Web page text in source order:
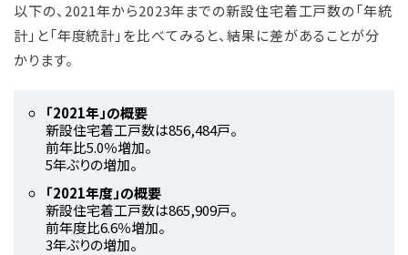
以下の、2021年から2023年までの新設住宅着工戸数の「年統
計」と「年度統計」を比べてみると、結果に差があることが分
かります。
「2021年」の概要
新設住宅着工戸数は856,484戸。
前年比5.0％増加。
5年ぶりの増加。
「2021年度」の概要
新設住宅着工戸数は865,909戸。
前年度比6.6％増加。
3年ぶりの増加。